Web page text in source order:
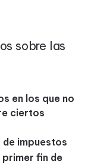
sobre las
en los que no
ciertos
de impuestos
fin de